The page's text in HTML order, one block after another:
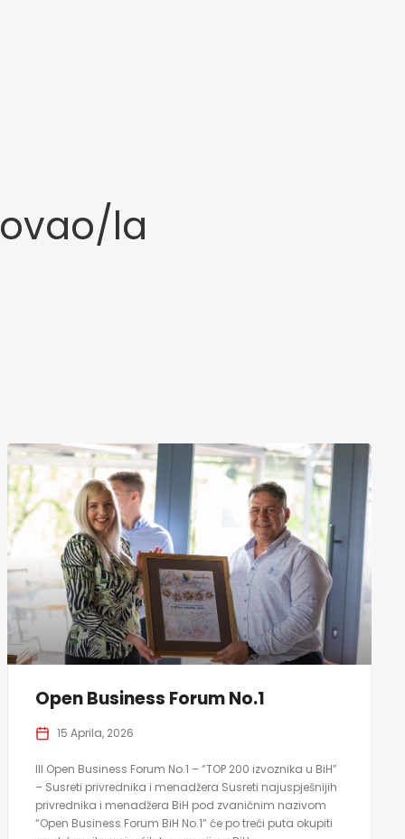
la
Open Business Forum No.1
15 Aprila, 2026
III Open Business Forum No.1 – “TOP 200 izvoznika u BiH”
– Susreti privrednika i menadžera Susreti najuspješnijih
privrednika i menadžera BiH pod zvaničnim nazivom
“Open Business Forum BiH No.1” će po treći puta okupiti